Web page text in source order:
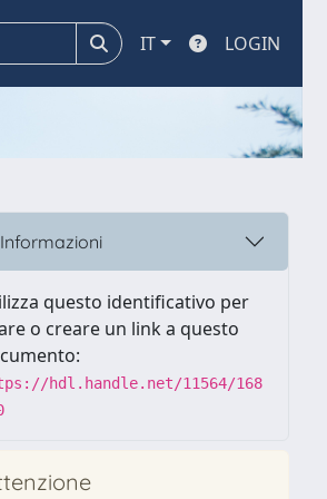
IT LOGIN
Informazioni
questo identificativo per
o creare un link a questo
hdl.handle.net/11564/168